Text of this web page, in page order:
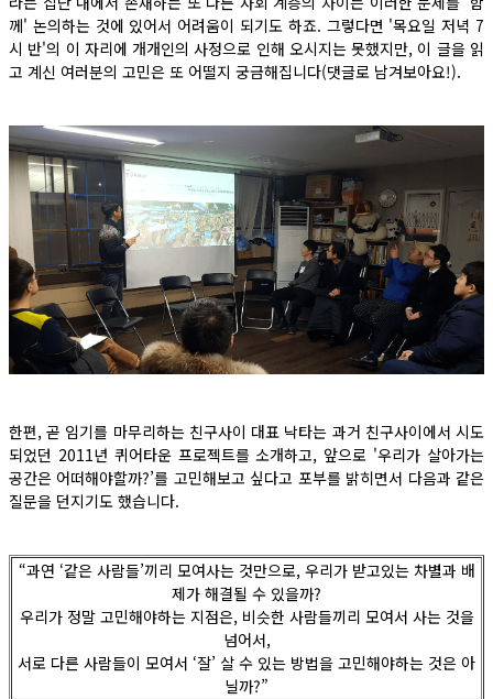
께' 논의하는 것에 있어서 어려움이 되기도 하죠. 그렇다면 '목요일 저녁 7
시 반'의 이 자리에 개개인의 사정으로 인해 오시지는 못했지만, 이 글을 읽
고 계신 여러분의 고민은 또 어떨지 궁금해집니다(댓글로 남겨보아요!).
한편, 곧 임기를 마무리하는 친구사이 대표 낙타는 과거 친구사이에서 시도
되었던 2011년 퀴어타운 프로젝트를 소개하고, 앞으로 '우리가 살아가는
공간은 어떠해야할까?’를 고민해보고 싶다고 포부를 밝히면서 다음과 같은
질문을 던지기도 했습니다.
“과연 ‘같은 사람들’끼리 모여사는 것만으로, 우리가 받고있는 차별과 배
제가 해결될 수 있을까?
우리가 정말 고민해야하는 지점은, 비슷한 사람들끼리 모여서 사는 것을
넘어서,
서로 다른 사람들이 모여서 ‘잘’ 살 수 있는 방법을 고민해야하는 것은 아
닐까?”